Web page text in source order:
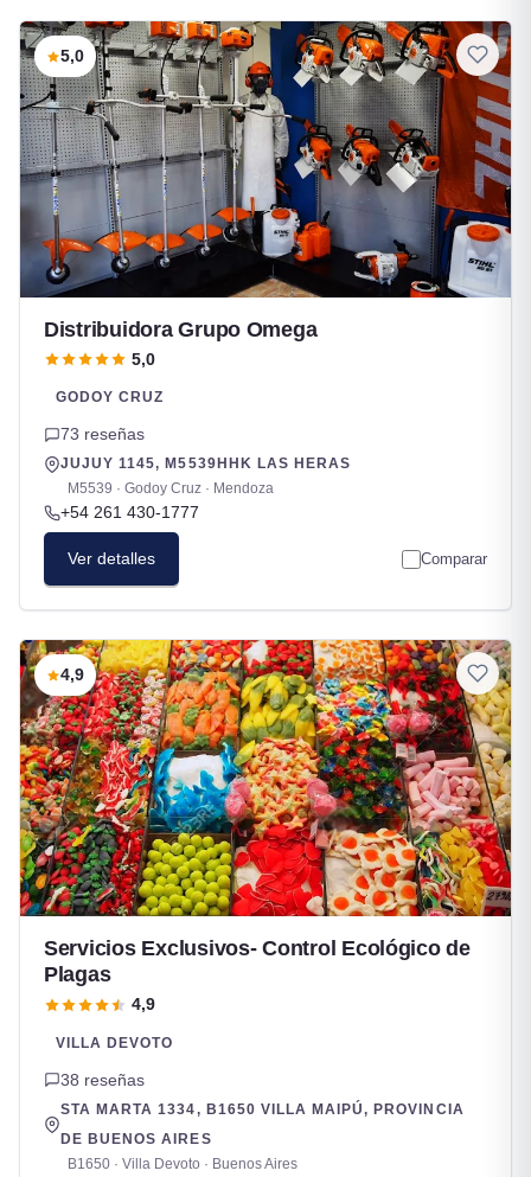
5,0
Distribuidora Grupo Omega
5,0
GODOY CRUZ
73 reseñas
JUJUY 1145, M5539HHK LAS HERAS
M5539 · Godoy Cruz · Mendoza
+54 261 430-1777
Ver detalles Comparar
4,9
Servicios Exclusivos- Control Ecológico de
Plagas
4,9
VILLA DEVOTO
38 reseñas
STA MARTA 1334, B1650 VILLA MAIPÚ, PROVINCIA
DE BUENOS AIRES
B1650 · Villa Devoto · Buenos Aires